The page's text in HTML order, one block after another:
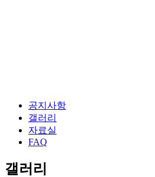
공지사항
갤러리
자료실
FAQ
갤러리